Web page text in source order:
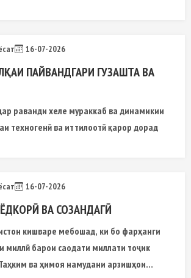
16-07-2026
ПАЙВАНДГАРИ ГУЗАШТА ВА
раванди хеле мураккаб ва динамикии
техногенӣ ва иттилоотӣ қарор дорад
16-07-2026
ВА СОЗАНДАГӢ
фарҳанги
миллати тоҷик
арзишҳои